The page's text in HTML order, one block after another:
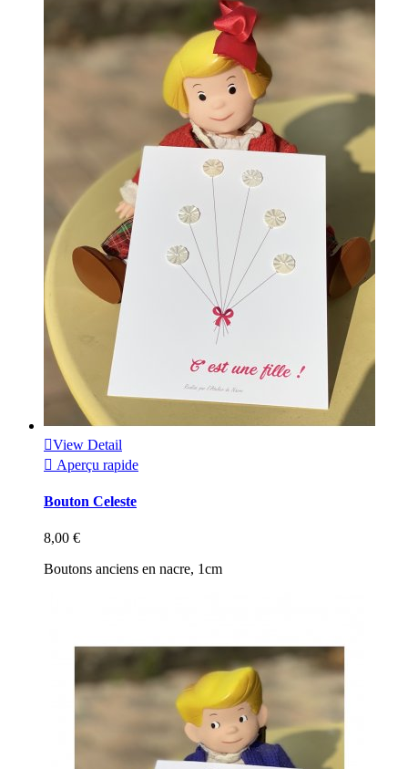
View Detail
 Aperçu rapide
Bouton Celeste
8,00 €
Boutons anciens en nacre, 1cm